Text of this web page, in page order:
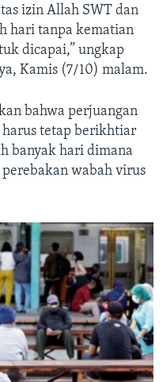
izin Allah SWT dan
hari tanpa kematian
dicapai,” ungkap
Kamis (7/10) malam.
bahwa perjuangan
tetap berikhtiar
banyak hari dimana
wabah virus